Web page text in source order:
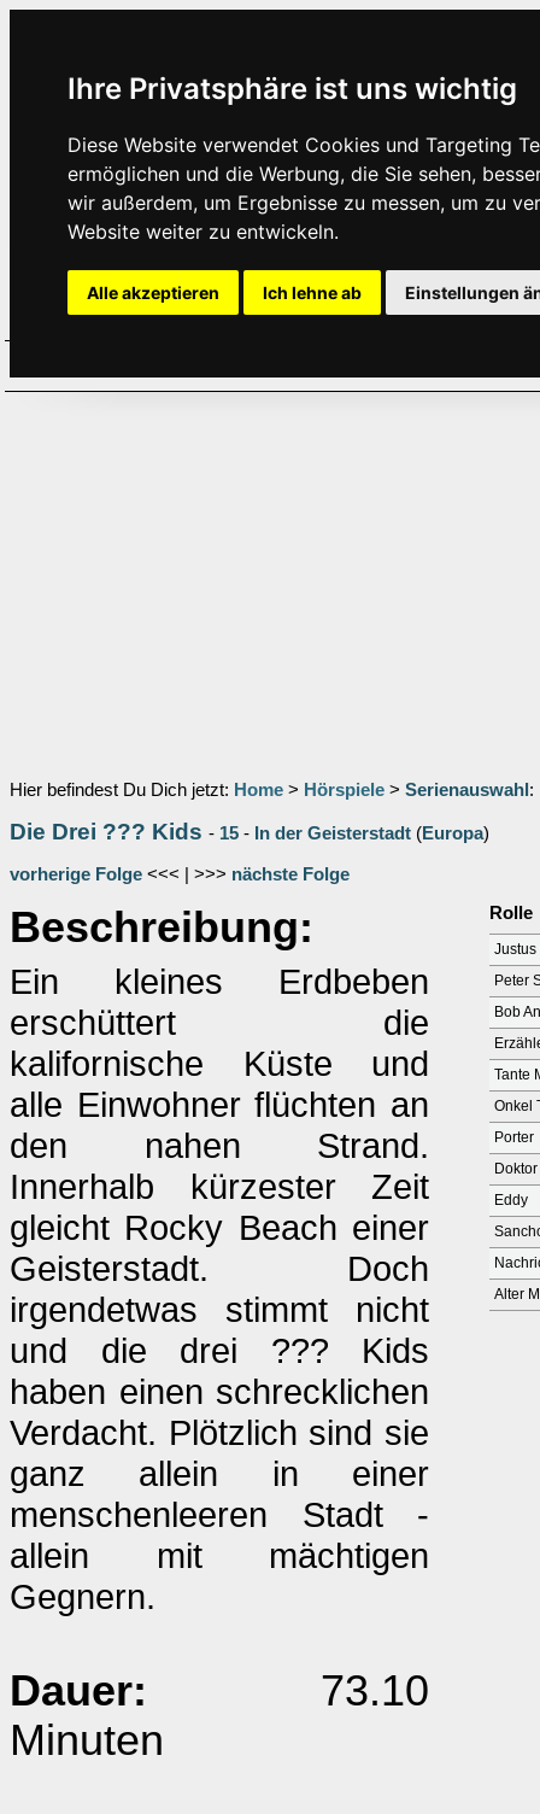
Ihre Privatsphäre ist uns wichtig
Diese Website verwendet Cookies und Targeting
ermöglichen und die Werbung, die Sie sehen,
wir außerdem, um Ergebnisse zu messen, um zu
Website weiter zu entwickeln.
Alle akzeptieren Ich lehne ab Einstellungen
Hier befindest Du Dich jetzt: Home > Hörspiele > Serienauswahl :
Die Drei ??? Kids - 15 - In der Geisterstadt (Europa)
vorherige Folge <<< | >>> nächste Folge
Beschreibung:
Ein kleines Erdbeben
erschüttert die
kalifornische Küste und
alle Einwohner flüchten an
den nahen Strand.
Innerhalb kürzester Zeit
gleicht Rocky Beach einer
Geisterstadt. Doch
irgendetwas stimmt nicht
und die drei ??? Kids
haben einen schrecklichen
Verdacht. Plötzlich sind sie
ganz allein in einer
menschenleeren Stadt -
allein mit mächtigen
Gegnern.
Dauer: 73.10
Minuten
Rolle
Justus
Peter
Bob
Tante
Onkel
Porter
Eddy
Alter